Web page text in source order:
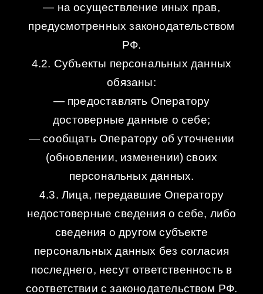
— на осуществление иных прав,
предусмотренных законодательством
РФ.
4.2. Субъекты персональных данных
обязаны:
— предоставлять Оператору
достоверные данные о себе;
— сообщать Оператору об уточнении
(обновлении, изменении) своих
персональных данных.
4.3. Лица, передавшие Оператору
недостоверные сведения о себе, либо
сведения о другом субъекте
персональных данных без согласия
последнего, несут ответственность в
соответствии с законодательством РФ.